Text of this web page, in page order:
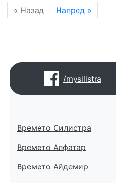
« Назад Напред »
/mysilistra
Времето Силистра
Времето Алфатар
Времето Айдемир